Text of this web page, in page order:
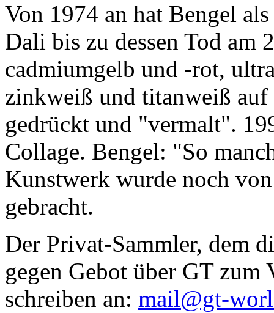
Von 1974 an hat Bengel
Dali bis zu dessen Tod am
cadmiumgelb und -rot,
zinkweiß und titanweiß
gedrückt und "vermalt".
Collage. Bengel: "So
Kunstwerk wurde noch
gebracht.
Der Privat-Sammler, dem
gegen Gebot über GT zum
schreiben an: mail@gt-